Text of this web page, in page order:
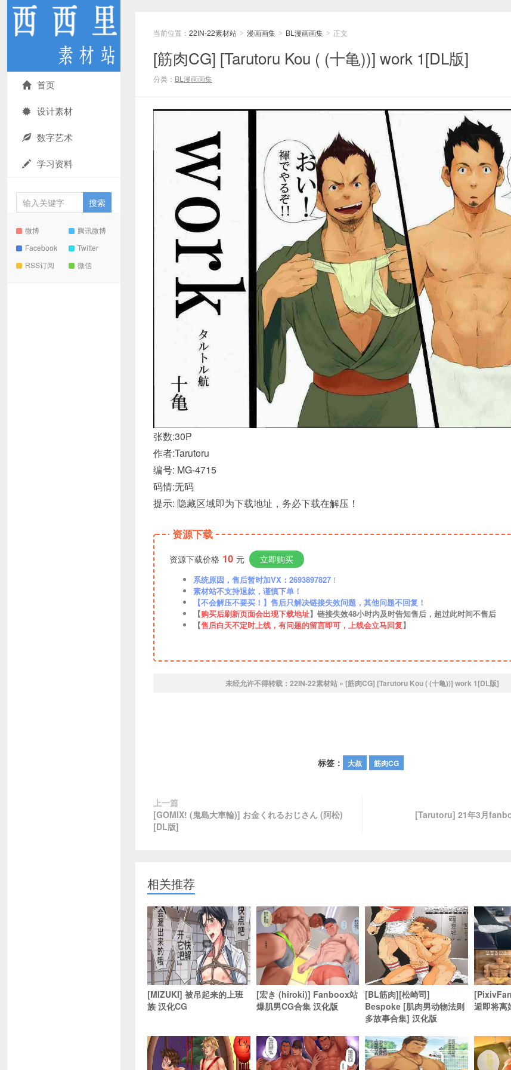
首页
设计素材
数字艺术
学习资料
微博
腾讯微博
Facebook
Twitter
RSS订阅
微信
当前位置： 22IN-22素材站 > 漫画画集 > BL漫画画集 > 正文
[筋肉CG] [Tarutoru Kou ( (十亀))] work 1[DL版]
分类： BL漫画画集
张数:30P
作者:Tarutoru
编号: MG-4715
码情:无码
提示: 隐藏区域即为下载地址，务必下载在解压！
资源下载
资源下载价格 10 元 立即购买
系统原因，售后暂时加VX：2693897827 ！
素材站不支持退款，谨慎下单！
【不会解压不要买！】售后只解决链接失效问题，其他问题不回复！
【购买后刷新页面会出现下载地址】链接失效48小时内及时告知售后，超过此时间不售后
【售后白天不定时上线，有问题的留言即可，上线会立马回复】
未经允许不得转载： 22IN-22素材站» [筋肉CG] [Tarutoru Kou ( (十亀))] work 1[DL版]
标签： 大叔 筋肉CG
上一篇
[GOMIX! (鬼島大車輪)] お金くれるおじさん (阿松)
[DL版]
[Tarutoru] 21年3月
相关推荐
[MIZUKI] 被吊起来的上班
族 汉化CG
[宏き (hiroki)] Fanboox站
爆肌男CG合集 汉化版
[BL筋肉][松崎司]
Bespoke [肌肉男动物法则
多故事合集] 汉化版
逅即将离